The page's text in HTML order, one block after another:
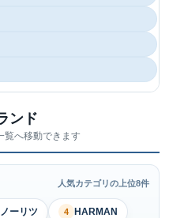
ンド
覧へ移動できます
人気カテゴリの上位8件
ノーリツ 4 HARMAN